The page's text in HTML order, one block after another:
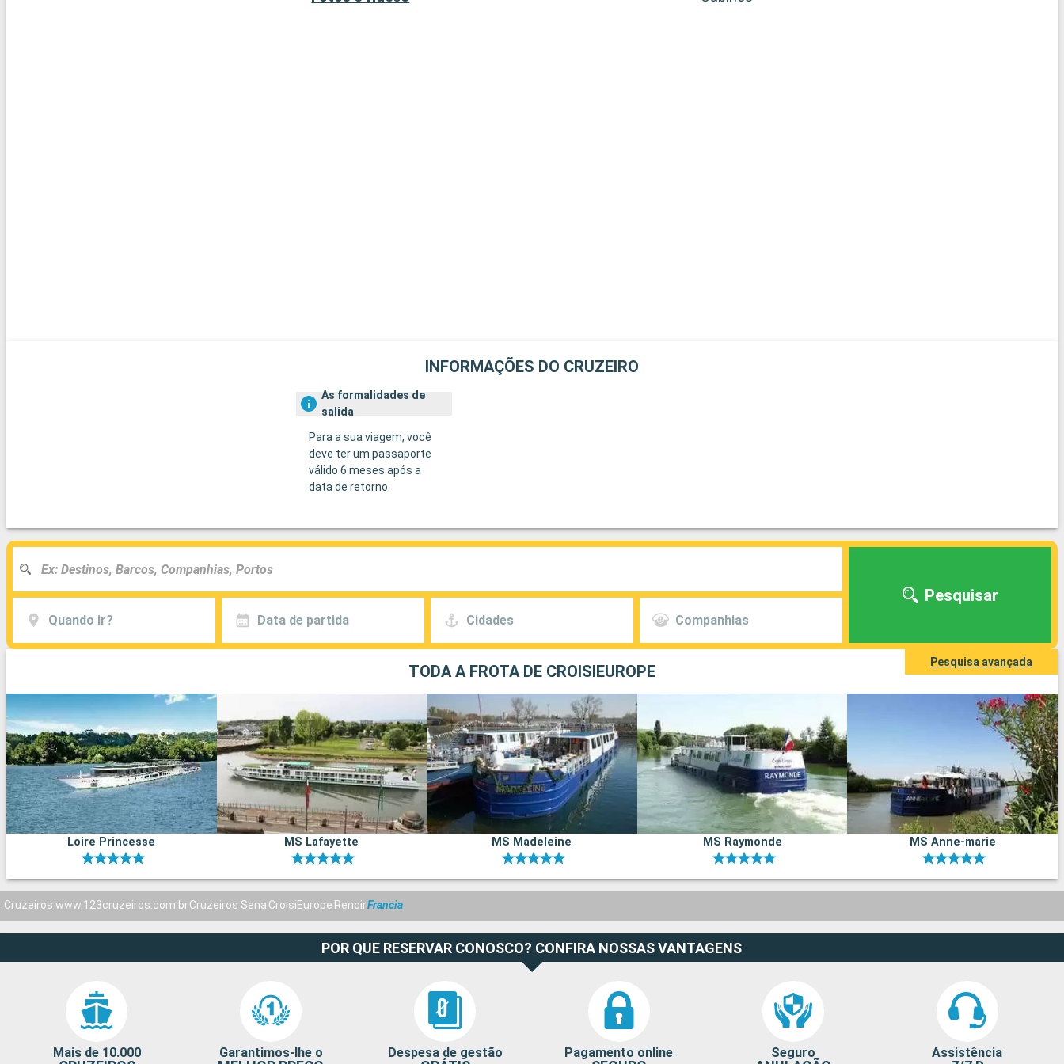
INFORMAÇÕES DO CRUZEIRO
As formalidades de
salida
Para a sua viagem, você
deve ter um passaporte
válido 6 meses após a
data de retorno.
Quando ir? Data de partida Cidades Companhias
Pesquisar
Pesquisa avançada
TODA A FROTA DE CROISIEUROPE
Loire Princesse MS Lafayette MS Madeleine MS Raymonde MS Anne-marie
Cruzeiros www.123cruzeiros.com.brCruzeiros Sena CroisiEurope RenoirFrancia
POR QUE RESERVAR CONOSCO? CONFIRA NOSSAS VANTAGENS
Mais de 10.000 Garantimos-lhe o Despesa de gestão Pagamento online Seguro Assistência